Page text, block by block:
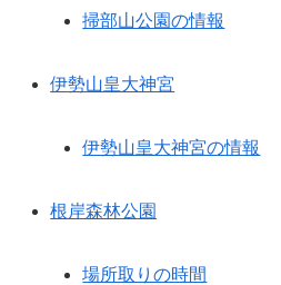
掃部山公園の情報
伊勢山皇大神宮
伊勢山皇大神宮の情報
根岸森林公園
場所取りの時間